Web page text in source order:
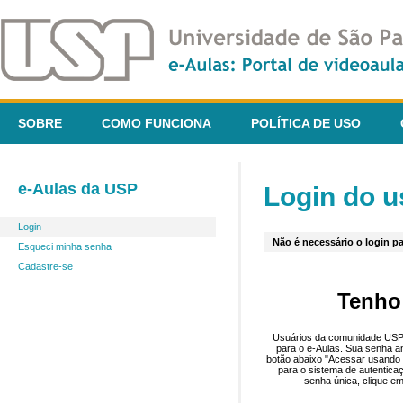
SOBRE COMO FUNCIONA POLÍTICA DE USO
e-Aulas da USP
Login
Esqueci minha senha
Cadastre-se
Login do
Não é necessário o login
Usuários da comunidade
para o e-Aulas. Sua senha
botão abaixo "Acessar
para o sistema de
senha única, clique